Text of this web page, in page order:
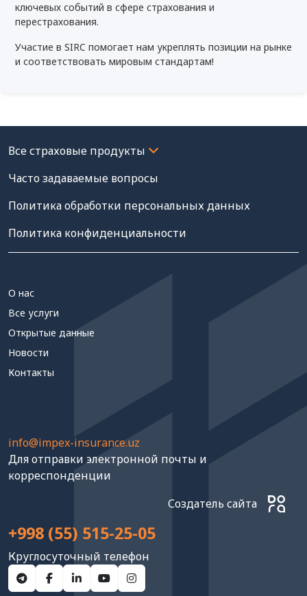
ключевых событий в сфере страхования и
перестрахования.
Участие в SIRC помогает нам укреплять позиции на рынке
и соответствовать мировым стандартам!
Часто задаваемые вопросы
Политика обработки персональных данных
Политика конфиденциальности
+998 (55) 515-25-05
Круглосуточный телефон
О нас
Все услуги
Открытые данные
Новости
Контакты
info@impex-insurance.uz
Для отправки электронной почты и
корреспонденции
Создатель сайта